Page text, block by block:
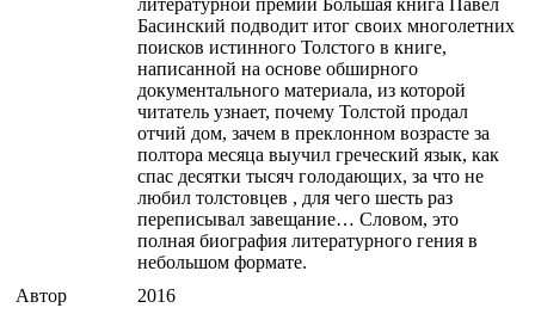
Басинский подводит итог своих многолетних
поисков истинного Толстого в книге,
написанной на основе обширного
документального материала, из которой
читатель узнает, почему Толстой продал
отчий дом, зачем в преклонном возрасте за
полтора месяца выучил греческий язык, как
спас десятки тысяч голодающих, за что не
любил толстовцев , для чего шесть раз
переписывал завещание… Словом, это
полная биография литературного гения в
небольшом формате.
Автор
2016